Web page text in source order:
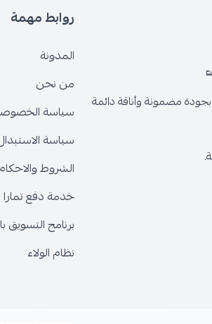
مضمونة وأناقة دائمة
روابط مهمة
المدونة
من نحن
سياسة
سياسة
الشروط
خدمة دفع تمارا
برنامج التسويق
نظام الولاء